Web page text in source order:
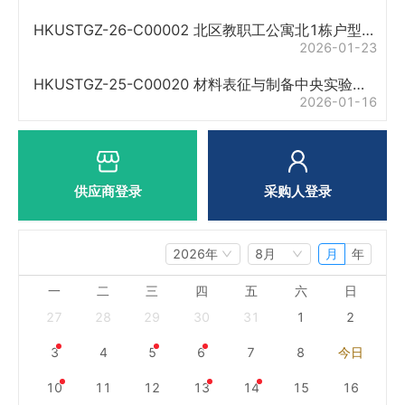
HKUSTGZ-26-C00002 北区教职工公寓北1栋户型改
2026-01-23
HKUSTGZ-25-C00020 材料表征与制备中央实验室
143及145实验室改造工程采购项目采购公告2026-01-16
供应商登录 采购人登录
2026年 8月 月 年
一 二 三 四 五 六
日
27
28 29 30 31 1 2
3 4 5 6 7 8 今日
10 11 12 13 14 15 16